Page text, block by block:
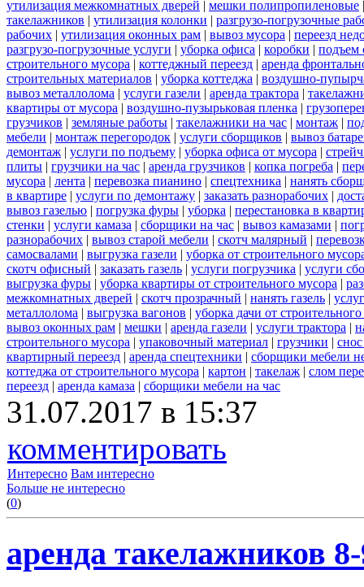
утилизация межкомнатных дверей | мешки полипропиленовые
такелажников | утилизация колонки | разгрузо-погрузочные
рабочих | утилизация оконных рам | вывоз мусора | переезд
разгрузо-погрузочные услуги | уборка офиса | коробки | подъем
строительного мусора | коттеджный переезд | аренда
строительных материалов | уборка коттеджа | воздушно-
вывоз металлолома | услуги газели | аренда трактора |
квартиры от мусора | воздушно-пузырьковая пленка |
грузчиков | земляные работы | такелажники на час | монтаж |
мебели | монтаж перегородок | услуги сборщиков | вывоз
демонтаж | услуги по подъему | уборка офиса от мусора |
плиты | грузчики на час | аренда грузчиков | копка погреба |
мусора | лента | перевозка пианино | спецтехника | нанять
в квартире | услуги по демонтажу | заказать разнорабочих |
вывоз газелью | погрузка фуры | уборка | перестановка в
стенки | услуги камаза | сборщики на час | вывоз камазами |
разнорабочих | вывоз старой мебели | скотч малярный |
самосвалами | выгрузка газели | уборка от строительного
скотч офисный | заказать газель | услуги погрузчика | услуги
выгрузка фуры | уборка квартиры от строительного мусора |
межкомнатных дверей | скотч прозрачный | нанять газель |
металлолома | выгрузка вагонов | уборка дачи от
вывоз оконных рам | мешки | аренда газели | услуги трактора |
строительного мусора | упаковочный материал | грузчики |
квартирный переезд | аренда спецтехники | сборщики мебели
коттеджа от строительного мусора | картон | такелаж | слом
переезд | аренда камаза | сборщики мебели на час
31.07.2017 в 15:37
комментировать
Интересно Вам интересно
Больше не интересно
(0)
аренда такелажников